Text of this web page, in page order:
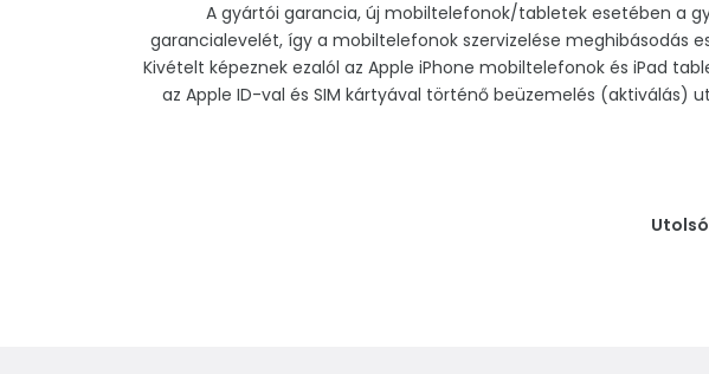
A gyártói garancia, új mobiltelefonok/tabletek esetében a
garancialevelét, így a mobiltelefonok szervizelése meghibásodás
Kivételt képeznek ezalól az Apple iPhone mobiltelefonok és iPad
az Apple ID-val és SIM kártyával történő beüzemelés (aktiválás)